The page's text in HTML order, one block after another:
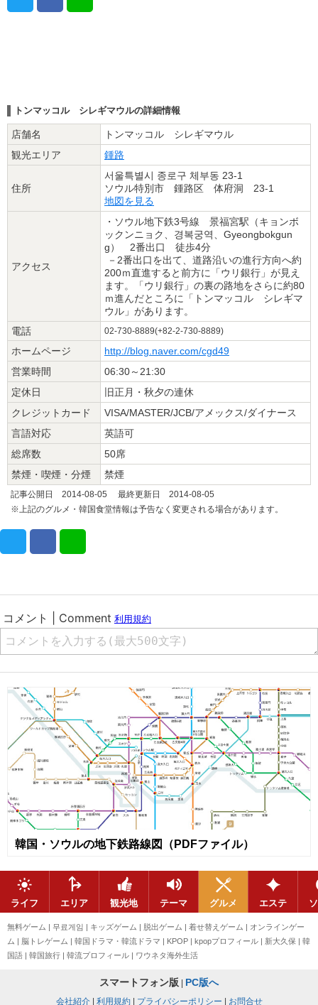
トンマッコル シレギマウルの詳細情報
店舗名
トンマッコル シレギマウル
観光エリア
鍾路
住所
서울특별시 종로구 체부동 23-1
ソウル特別市 鍾路区 体府洞 23-1
地図を見る
アクセス
・ソウル地下鉄3号線 景福宮駅（キョンボ
ックンニョク、경복궁역、Gyeongbokgun
g） 2番出口 徒歩4分
－2番出口を出て、道路沿いの進行方向へ約
200ｍ直進すると前方に「ウリ銀行」が見え
ます。「ウリ銀行」の裏の路地をさらに約80
ｍ進んだところに「トンマッコル シレギマ
ウル」があります。
電話
02-730-8889(+82-2-730-8889)
ホームページ
http://blog.naver.com/cgd49
営業時間
06:30～21:30
定休日
旧正月・秋夕の連休
クレジットカード
VISA/MASTER/JCB/アメックス/ダイナース
言語対応
英語可
総席数
50席
禁煙・喫煙・分煙
禁煙
記事公開日 2014-08-05 最終更新日 2014-08-05
※上記のグルメ・韓国食堂情報は予告なく変更される場合があります。
韓国・ソウルの地下鉄路線図（PDFファイル）
ライフ エリア 観光地 テーマ グルメ エステ
無料ゲーム | 무료게임 | キッズゲーム | 脱出ゲーム | 着せ替えゲーム | オンラインゲー
ム | 脳トレゲーム | 韓国ドラマ・韓流ドラマ | KPOP | kpopプロフィール | 新大久保 | 韓
国語 | 韓国旅行 | 韓流プロフィール | ワウネタ海外生活
スマートフォン版 PC版へ
会社紹介| 利用規約| プライバシーポリシー お問合せ